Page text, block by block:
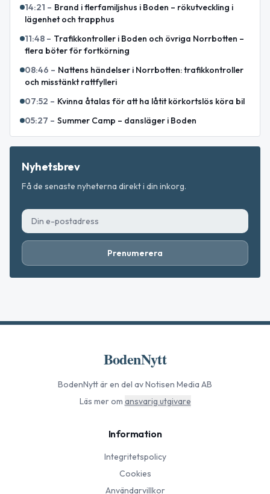
14:21 – Brand i flerfamiljshus i Boden – rökutveckling i
lägenhet och trapphus
11:48 – Trafikkontroller i Boden och övriga Norrbotten –
flera böter för fortkörning
08:46 – Nattens händelser i Norrbotten: trafikkontroller
och misstänkt rattfylleri
07:52 – Kvinna åtalas för att ha låtit körkortslös köra bil
05:27 – Summer Camp – dansläger i Boden
Nyhetsbrev
Få de senaste nyheterna direkt i din inkorg.
Prenumerera
BodenNytt
BodenNyttär en del av Notisen Media AB
Läs mer om ansvarig utgivare
Information
Integritetspolicy
Cookies
Användarvillkor